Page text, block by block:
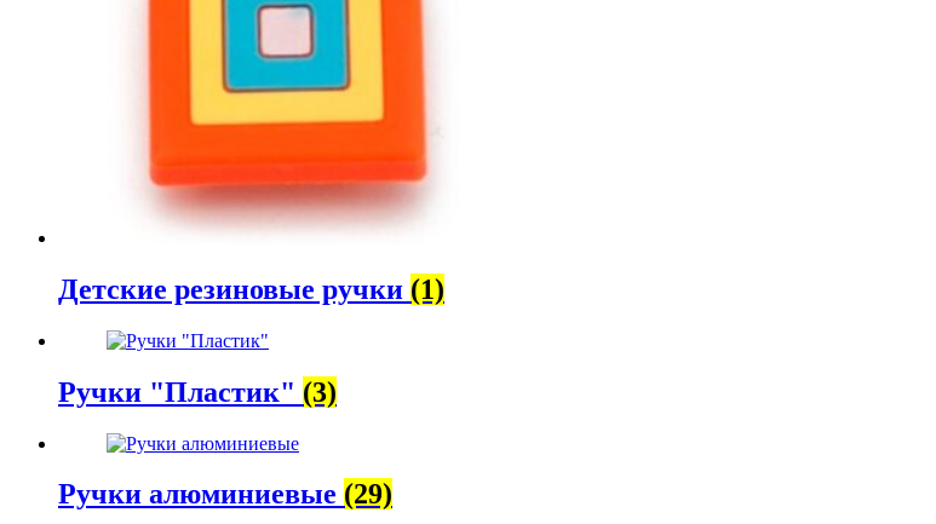
Детские резиновые ручки (1)
Ручки "Пластик" (3)
Ручки алюминиевые (29)